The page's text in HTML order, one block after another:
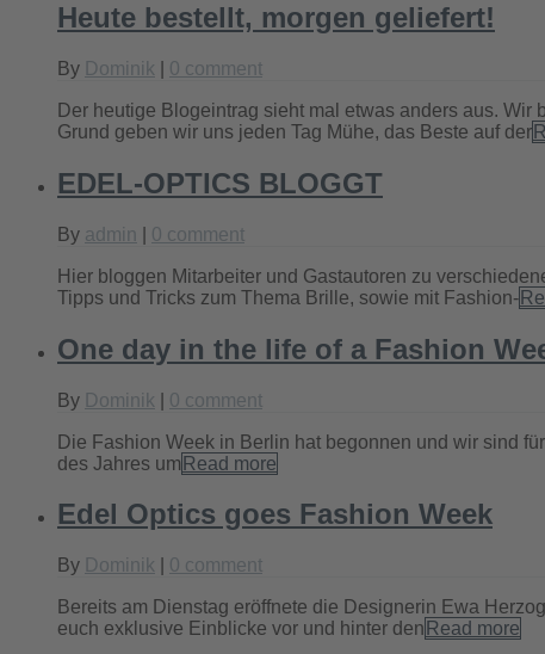
Heute bestellt, morgen geliefert!
By Dominik 0 comment
Der heutige Blogeintrag sieht mal etwas anders aus.
Grund geben wir uns jeden Tag Mühe, das Beste auf der
EDEL-OPTICS BLOGGT
By admin 0 comment
Hier bloggen Mitarbeiter und Gastautoren zu
Tipps und Tricks zum Thema Brille, sowie mit Fashion-
One day in the life of a Fashion
By Dominik 0 comment
Die Fashion Week in Berlin hat begonnen und wir sind
des Jahres um Read more
Edel Optics goes Fashion Week
By Dominik 0 comment
Bereits am Dienstag eröffnete die Designerin Ewa
euch exklusive Einblicke vor und hinter den Read more